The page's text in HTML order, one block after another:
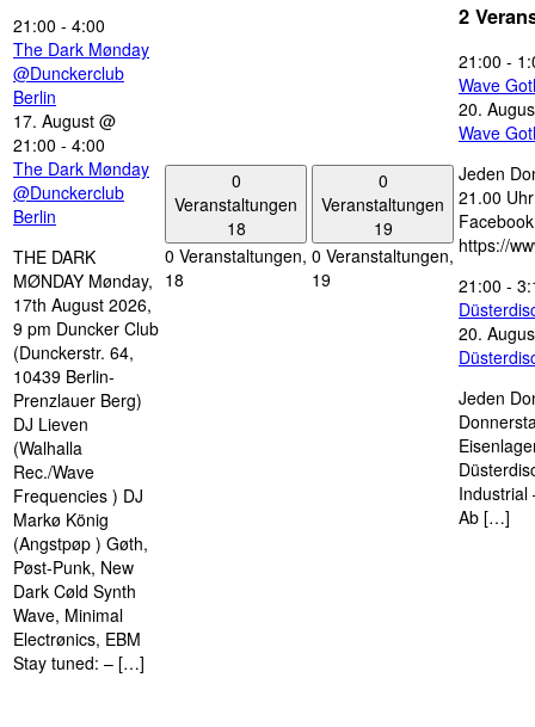
21:00 - 4:00
The Dark Mønday
@Dunckerclub
Berlin
17. August @
21:00 - 4:00
The Dark Mønday
@Dunckerclub
Berlin
THE DARK
MØNDAY Mønday,
17th August 2026,
9 pm Duncker Club
(Dunckerstr. 64,
10439 Berlin-
Prenzlauer Berg)
DJ Lieven
(Walhalla
Rec./Wave
Frequencies ) DJ
Markø König
(Angstpøp ) Gøth,
Pøst-Punk, New
Dark Cøld Synth
Wave, Minimal
Electrønics, EBM
Stay tuned: – […]
0
Veranstaltungen
18
0 Veranstaltungen,
18
0
Veranstaltungen
19
0 Veranstaltungen,
19
2
21:00 -
Wave
20.
Wave
Jeden
21.00
https://
21:00 -
20.
Jeden
Industrial
Ab […]